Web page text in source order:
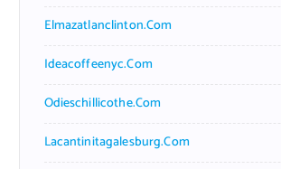
Elmazatlanclinton.com
Ideacoffeenyc.com
Odieschillicothe.com
Lacantinitagalesburg.com